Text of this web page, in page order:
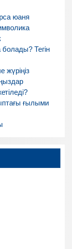
юаня
Тегін
жүріңіз
ғылыми